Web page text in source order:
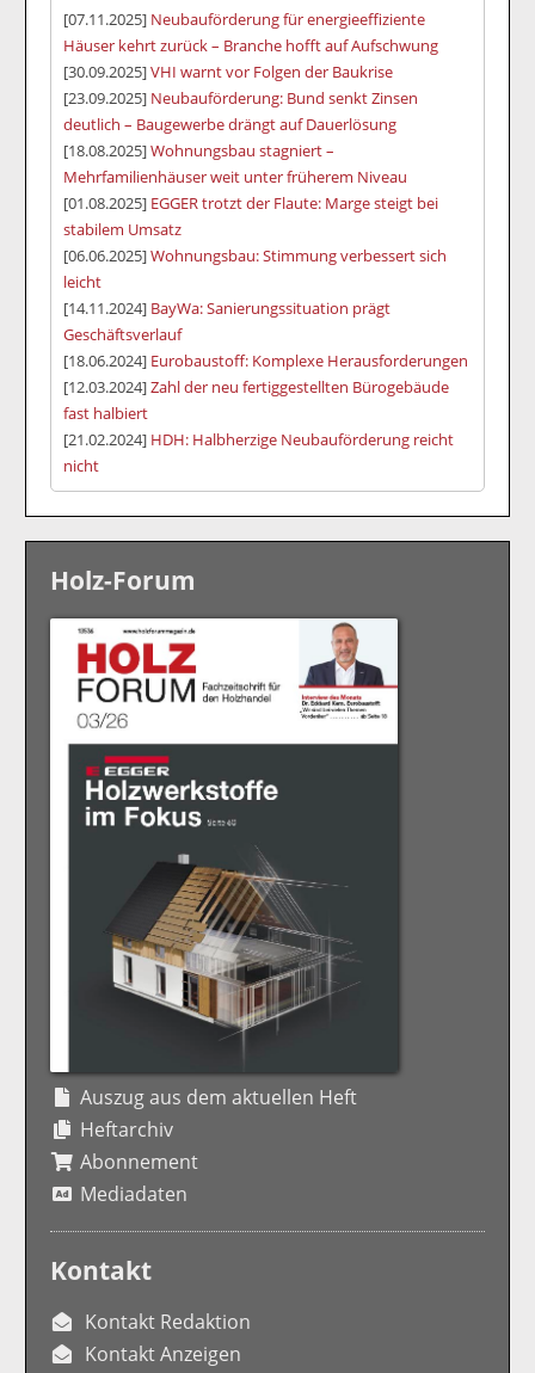
[07.11.2025] Neubauförderung für energieeffiziente
Häuser kehrt zurück – Branche hofft auf Aufschwung
[30.09.2025]VHI warnt vor Folgen der Baukrise
[23.09.2025] Neubauförderung: Bund senkt Zinsen
deutlich – Baugewerbe drängt auf Dauerlösung
[18.08.2025]Wohnungsbau stagniert –
Mehrfamilienhäuser weit unter früherem Niveau
[01.08.2025] EGGER trotzt der Flaute: Marge steigt bei
stabilem Umsatz
[06.06.2025]Wohnungsbau: Stimmung verbessert sich
leicht
[14.11.2024] BayWa: Sanierungssituation prägt
Geschäftsverlauf
[18.06.2024] Eurobaustoff: Komplexe Herausforderungen
[12.03.2024]Zahl der neu fertiggestellten Bürogebäude
fast halbiert
[21.02.2024] HDH: Halbherzige Neubauförderung reicht
nicht
Holz-Forum
Auszug aus dem aktuellen Heft
Heftarchiv
Abonnement
Mediadaten
Kontakt
Kontakt Redaktion
Kontakt Anzeigen